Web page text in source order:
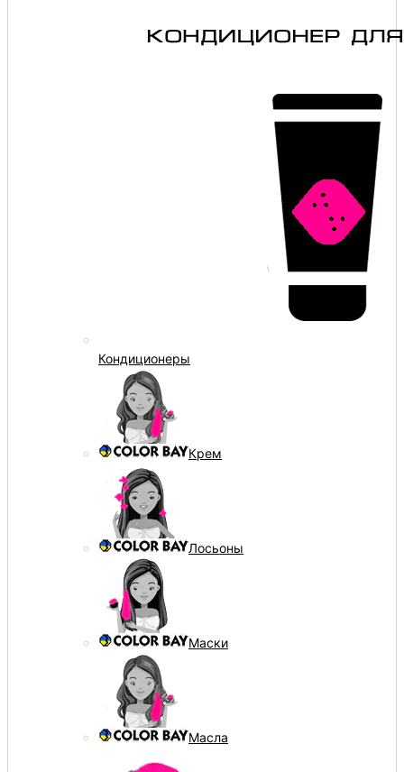
Кондиционеры
Крем
Лосьоны
Маски
Масла